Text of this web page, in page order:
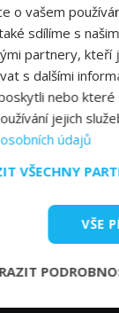
o vašem
sdílíme s
partnery, kteří
s dalšími
nebo které
jejich
údajů
VŠECHNY
VŠE